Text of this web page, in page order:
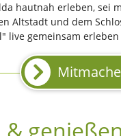
hautnah erleben, sei
Altstadt und dem
live gemeinsam